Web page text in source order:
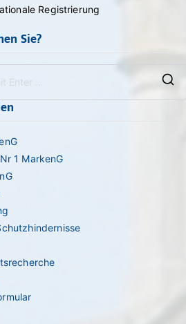
Registrierung
Sie?
1 MarkenG